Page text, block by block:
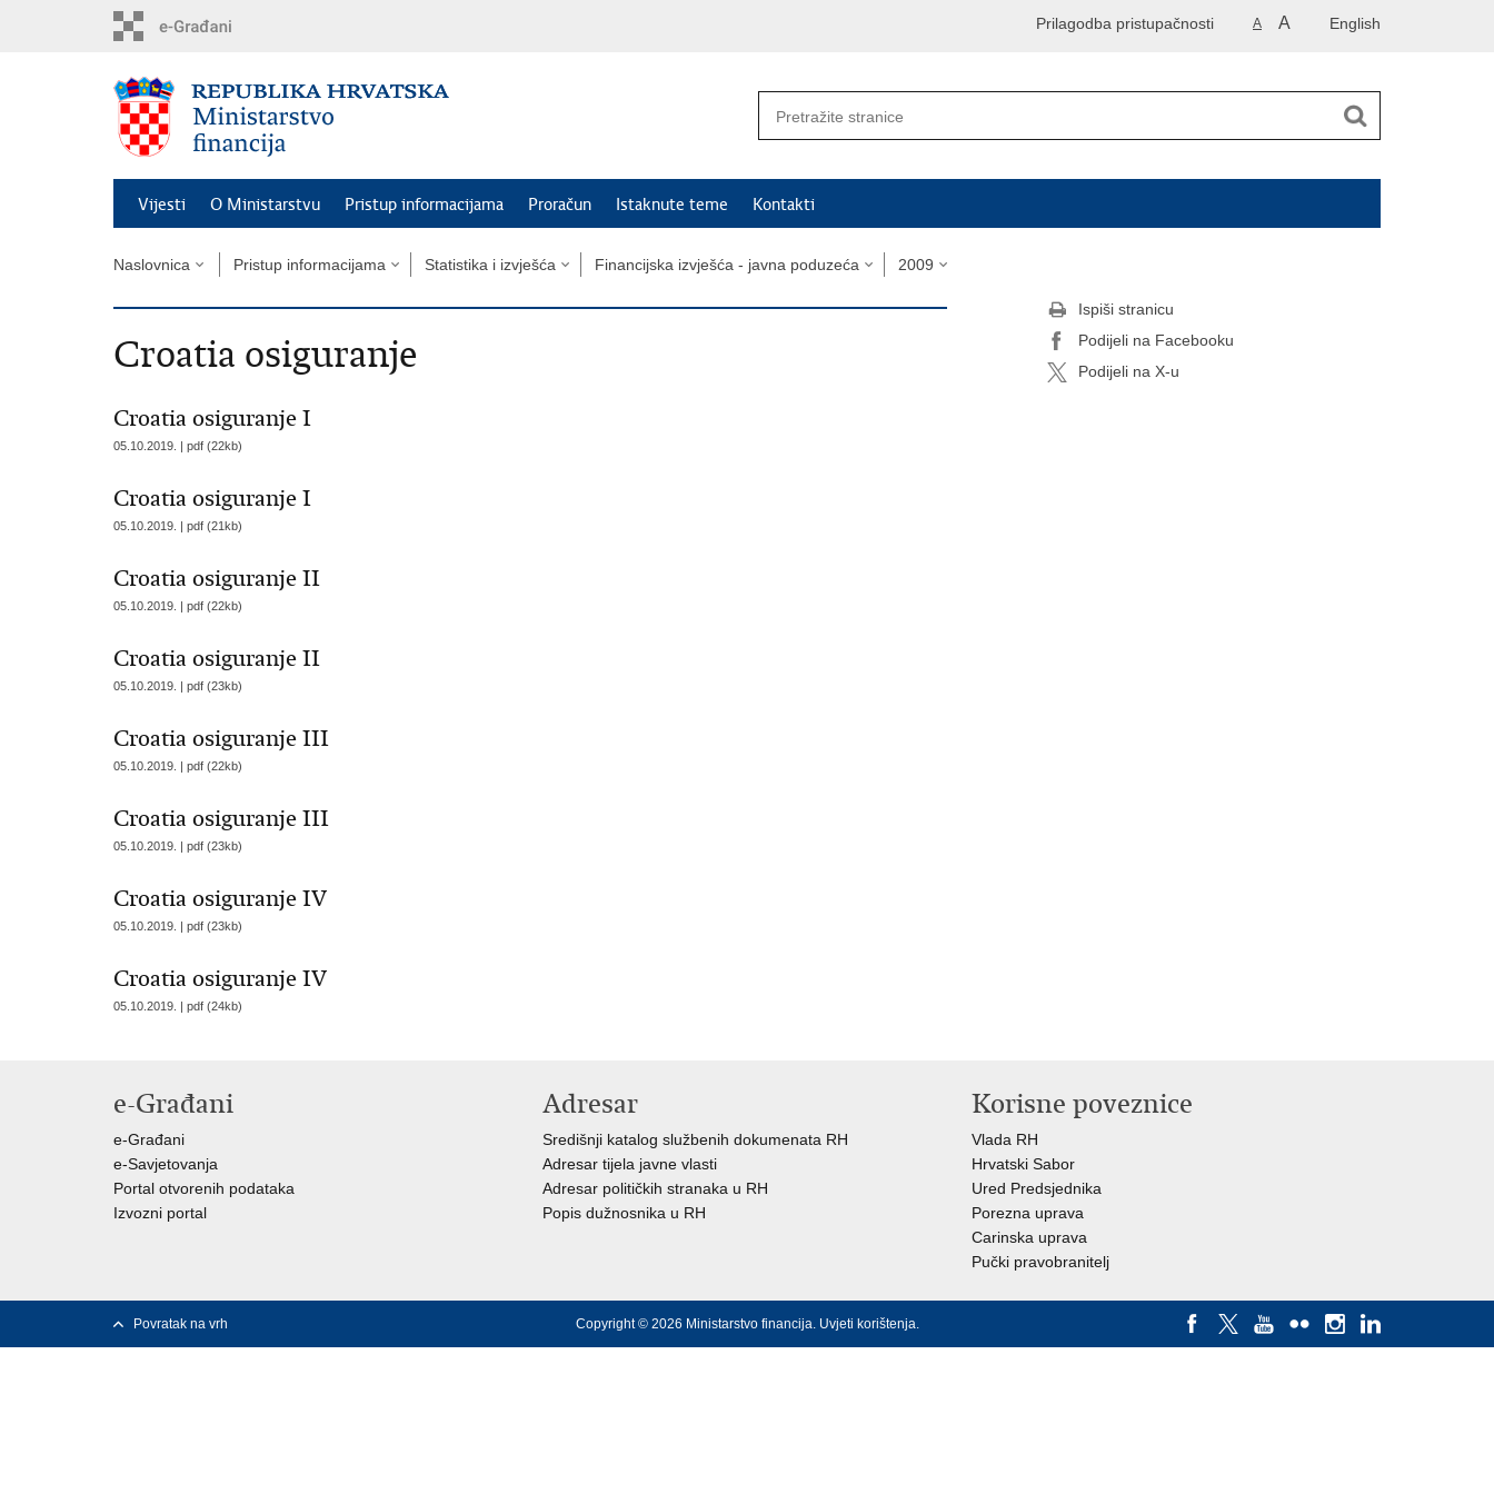
English
A A
Prilagodba pristupačnosti
Vijesti O Ministarstvu Pristup informacijama Proračun Istaknute teme Kontakti
Naslovnica Pristup informacijama Statistika i izvješća Financijska izvješća - javna poduzeća 2009
Croatia osiguranje
Croatia osiguranje I
05.10.2019. | pdf (22kb)
Croatia osiguranje I
05.10.2019. | pdf (21kb)
Croatia osiguranje II
05.10.2019. | pdf (22kb)
Croatia osiguranje II
05.10.2019. | pdf (23kb)
Croatia osiguranje III
05.10.2019. | pdf (22kb)
Croatia osiguranje III
05.10.2019. | pdf (23kb)
Croatia osiguranje IV
05.10.2019. | pdf (23kb)
Croatia osiguranje IV
05.10.2019. | pdf (24kb)
Ispiši stranicu
Podijeli na Facebooku
Podijeli na X-u
e-Građani
e-Građani
e-Savjetovanja
Portal otvorenih podataka
Izvozni portal
Adresar
Središnji katalog službenih dokumenata RH
Adresar tijela javne vlasti
Adresar političkih stranaka u RH
Popis dužnosnika u RH
Korisne poveznice
Vlada RH
Hrvatski Sabor
Ured Predsjednika
Porezna uprava
Carinska uprava
Pučki pravobranitelj
Povratak na vrh Copyright © 2026 Ministarstvo financija. Uvjeti korištenja.